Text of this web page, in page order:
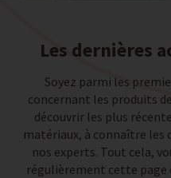
Les dernières
Soyez parmi les
concernant les produits
découvrir les plus
matériaux, à connaître les
nos experts. Tout cela,
régulièrement cette page